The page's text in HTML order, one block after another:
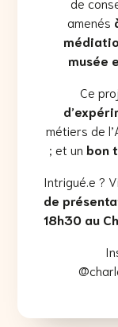
amenés
musée
Ce
métiers de
; et un bon
Intrigué.e ?
de
18h30 au